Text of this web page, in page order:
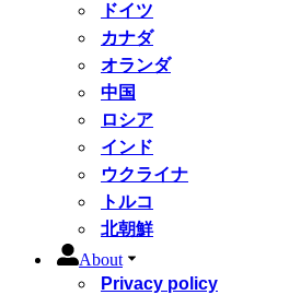
ドイツ
カナダ
オランダ
中国
ロシア
インド
ウクライナ
トルコ
北朝鮮
About
Privacy policy